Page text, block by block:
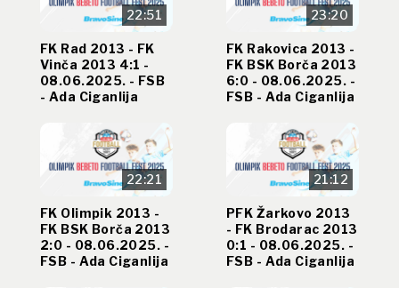
22:51
FK Rad 2013 - FK
Vinča 2013 4:1 -
08.06.2025. - FSB
- Ada Ciganlija
23:20
FK Rakovica 2013 -
FK BSK Borča 2013
6:0 - 08.06.2025. -
FSB - Ada Ciganlija
22:21
FK Olimpik 2013 -
FK BSK Borča 2013
2:0 - 08.06.2025. -
FSB - Ada Ciganlija
21:12
PFK Žarkovo 2013
- FK Brodarac 2013
0:1 - 08.06.2025. -
FSB - Ada Ciganlija